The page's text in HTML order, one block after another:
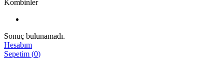
Kombinler
Sonuç bulunamadı.
Hesabım
Sepetim (0)